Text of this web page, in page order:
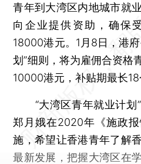
青年到大湾区内地城市就
向企业提供资助，确保
18000港元。1月8日，港
划”细则，将为雇佣合资格
10000港元，补贴期最长18
“大湾区青年就业计划”
郑月娥在2020年《施政
施，希望让香港青年了解
最新发展，把握大湾区在